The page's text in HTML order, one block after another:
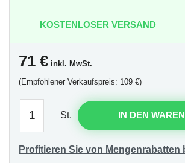
KOSTENLOSER VERSAND
71 € inkl. MwSt.
(Empfohlener Verkaufspreis: 109 €)
St. IN DEN
Profitieren Sie von Mengenrabatten